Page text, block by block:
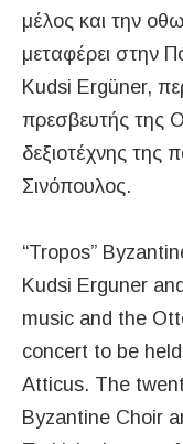
μέλος και την
μεταφέρει στην
Kudsi Ergüner,
πρεσβευτής της
δεξιοτέχνης της
Σινόπουλος.
“Tropos”
Kudsi Erguner
music and the
concert to be
Atticus. The
Byzantine Choir